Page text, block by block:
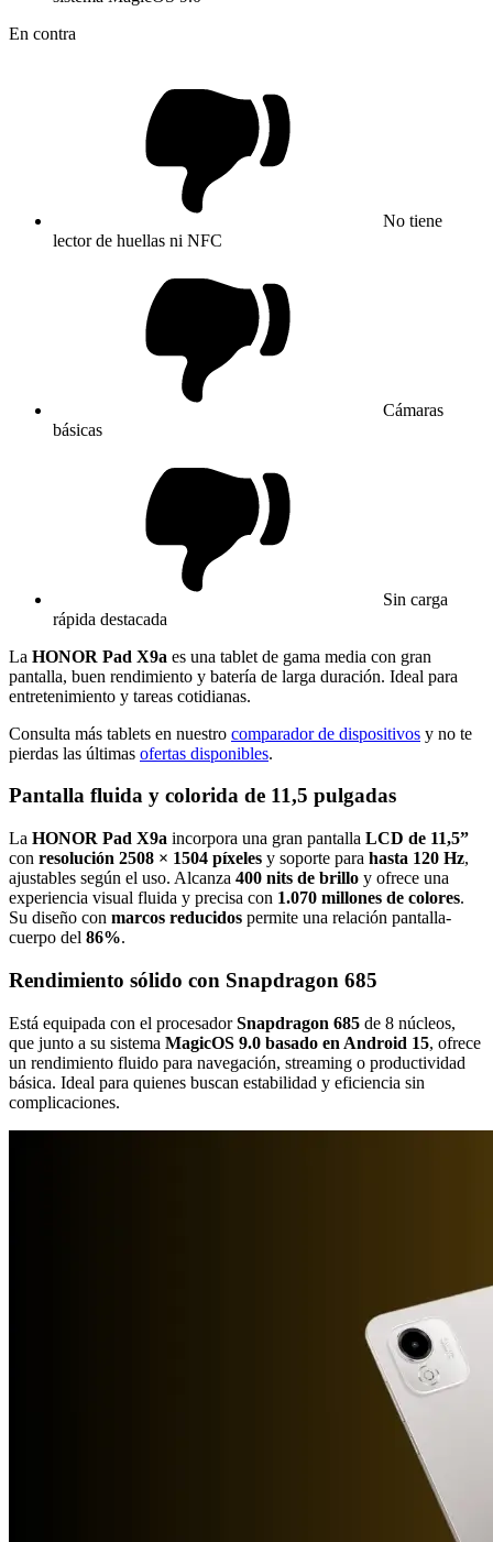
En contra
No tiene
lector de huellas ni NFC
Cámaras
básicas
Sin carga
rápida destacada
La HONOR Pad X9a es una tablet de gama media con gran
pantalla, buen rendimiento y batería de larga duración. Ideal para
entretenimiento y tareas cotidianas.
Consulta más tablets en nuestro comparador de dispositivos y no te
pierdas las últimas ofertas disponibles.
Pantalla fluida y colorida de 11,5 pulgadas
La HONOR Pad X9a incorpora una gran pantalla LCD de 11,5”
con resolución 2508 × 1504 píxeles y soporte para hasta 120 Hz,
ajustables según el uso. Alcanza 400 nits de brillo y ofrece una
experiencia visual fluida y precisa con 1.070 millones de colores.
Su diseño con marcos reducidos permite una relación pantalla-
cuerpo del 86%.
Rendimiento sólido con Snapdragon 685
Está equipada con el procesadorSnapdragon 685 de 8 núcleos,
que junto a su sistema MagicOS 9.0 basado en Android 15, ofrece
un rendimiento fluido para navegación, streaming o productividad
básica. Ideal para quienes buscan estabilidad y eficiencia sin
complicaciones.